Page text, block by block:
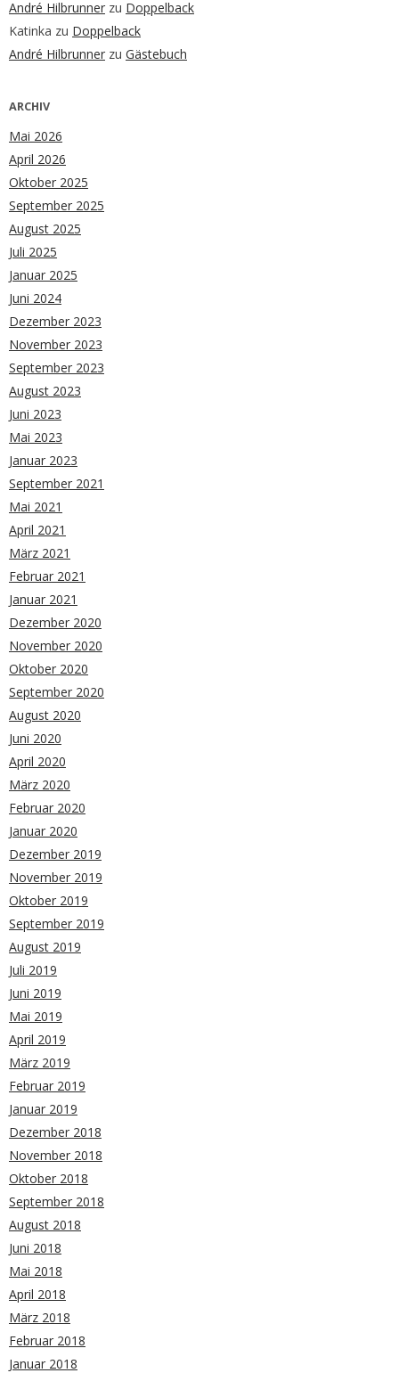
André Hilbrunner zu Doppelback
Katinka zu Doppelback
André Hilbrunner zu Gästebuch
ARCHIV
Mai 2026
April 2026
Oktober 2025
September 2025
August 2025
Juli 2025
Januar 2025
Juni 2024
Dezember 2023
November 2023
September 2023
August 2023
Juni 2023
Mai 2023
Januar 2023
September 2021
Mai 2021
April 2021
März 2021
Februar 2021
Januar 2021
Dezember 2020
November 2020
Oktober 2020
September 2020
August 2020
Juni 2020
April 2020
März 2020
Februar 2020
Januar 2020
Dezember 2019
November 2019
Oktober 2019
September 2019
August 2019
Juli 2019
Juni 2019
Mai 2019
April 2019
März 2019
Februar 2019
Januar 2019
Dezember 2018
November 2018
Oktober 2018
September 2018
August 2018
Juni 2018
Mai 2018
April 2018
März 2018
Februar 2018
Januar 2018